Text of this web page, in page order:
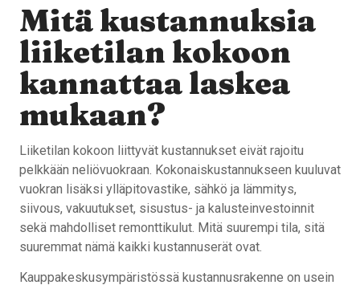
Mitä kustannuksia
liiketilan kokoon
kannattaa laskea
mukaan?
Liiketilan kokoon liittyvät kustannukset eivät rajoitu
pelkkään neliövuokraan. Kokonaiskustannukseen kuuluvat
vuokran lisäksi ylläpitovastike, sähkö ja lämmitys,
siivous, vakuutukset, sisustus- ja kalusteinvestoinnit
sekä mahdolliset remonttikulut. Mitä suurempi tila, sitä
suuremmat nämä kaikki kustannuserät ovat.
Kauppakeskusympäristössä kustannusrakenne on usein